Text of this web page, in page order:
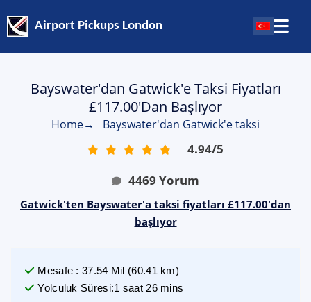
Airport Pickups London
Bayswater'dan Gatwick'e Taksi Fiyatları
£117.00'dan Başlıyor
Home→ Bayswater'dan Gatwick'e taksi
4.94/5
4469 Yorum
Gatwick'ten Bayswater'a taksi fiyatları £117.00'dan
başlıyor
Mesafe :37.54 Mil (60.41 km)
Yolculuk Süresi:1 saat 26 mins